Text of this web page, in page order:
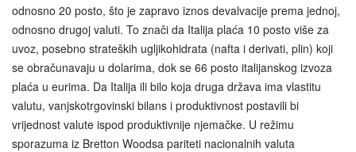
odnosno 20 posto, što je zapravo iznos devalvacije prema jednoj,
odnosno drugoj valuti. To znači da Italija plaća 10 posto više za
uvoz, posebno strateških ugljikohidrata (nafta i derivati, plin) koji
se obračunavaju u dolarima, dok se 66 posto italijanskog izvoza
plaća u eurima. Da Italija ili bilo koja druga država ima vlastitu
valutu, vanjskotrgovinski bilans i produktivnost postavili bi
vrijednost valute ispod produktivnije njemačke. U režimu
sporazuma iz Bretton Woodsa pariteti nacionalnih valuta